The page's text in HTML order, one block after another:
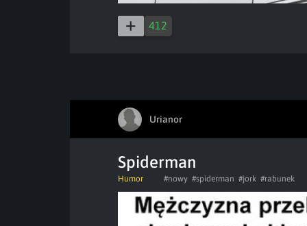
412
Urianor
Spiderman
Humor #nowy #spiderman #jork #rabunek